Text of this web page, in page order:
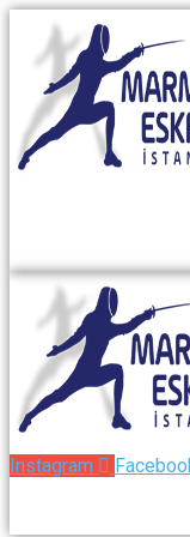
Instagram